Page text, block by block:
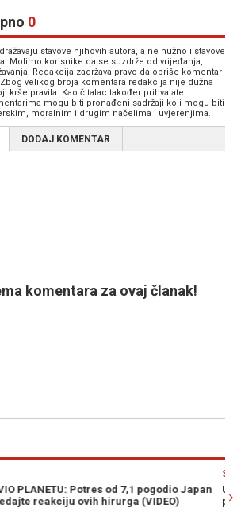
0
stavove njihovih autora, a ne nužno i stavove
Molimo korisnike da se suzdrže od vrijeđanja,
Redakcija zadržava pravo da obriše komentar
velikog broja komentara redakcija nije dužna
krše pravila. Kao čitalac također prihvatate
mogu biti pronađeni sadržaji koji mogu biti
moralnim i drugim načelima i uvjerenjima.
DODAJ KOMENTAR
komentara za ovaj članak!
Novi "izum" u trans bacio pivopije širom svijeta,
radi...